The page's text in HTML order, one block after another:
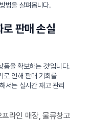
법을 살펴봅니다.
판매 손실
품을 확보하는 것’입니다.
로 인해 판매 기회를
서는 실시간 재고 관리
라인 매장, 물류창고